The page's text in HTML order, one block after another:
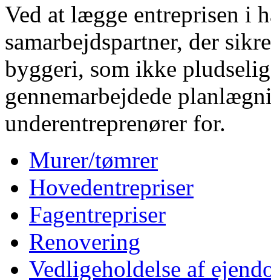
Ved at lægge entreprisen i
samarbejdspartner, der
byggeri, som ikke
gennemarbejdede
underentreprenører for.
Murer/tømrer
Hovedentrepriser
Fagentrepriser
Renovering
Vedligeholdelse af